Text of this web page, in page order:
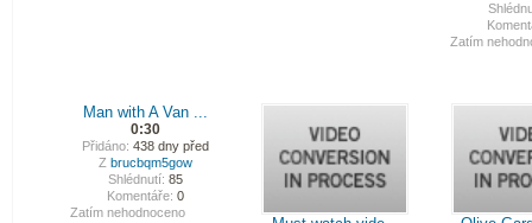
Zatím
Man with A Van ...
0:30
Přidáno: 438 dny před
Z brucbqm5gow
Shlédnutí: 85
Komentáře: 0
Zatím nehodnoceno